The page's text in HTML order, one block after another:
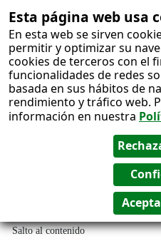
Esta página web usa
En esta web se sirven
permitir y optimizar su
cookies de terceros con el
funcionalidades de redes
basada en sus hábitos de
rendimiento y tráfico web.
información en nuestra
Salto al contenido